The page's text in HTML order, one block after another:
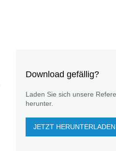
Download gefällig?
Laden Sie sich unsere
herunter.
JETZT HERUNTERLADEN